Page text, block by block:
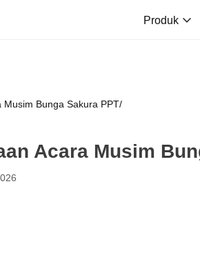
Produk
Musim Bunga Sakura PPT/
Acara Musim